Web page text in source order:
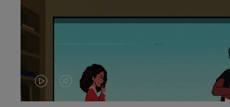
DASVIDEO